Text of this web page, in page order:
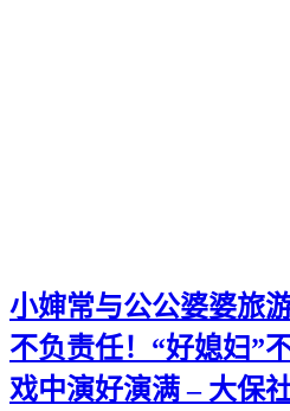
小婶常与公公婆婆旅
不负责任！“好媳妇”
戏中演好演满 – 大保